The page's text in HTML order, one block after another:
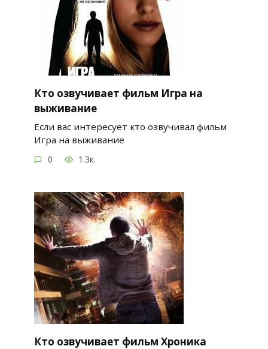
Кто озвучивает фильм Игра на
выживание
Если вас интересует кто озвучивал фильм
Игра на выживание
0 1.3к.
Кто озвучивает фильм Хроника